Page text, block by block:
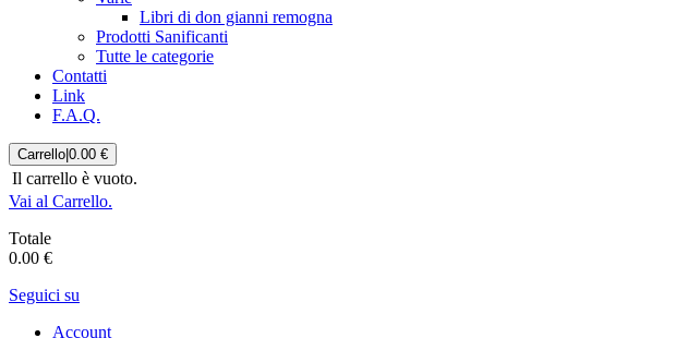
Libri di don gianni remogna
Prodotti Sanificanti
Tutte le categorie
Contatti
Link
F.A.Q.
Carrello 0.00 €
Il carrello è vuoto.
Vai al Carrello.
Totale
0.00 €
Seguici su
Account